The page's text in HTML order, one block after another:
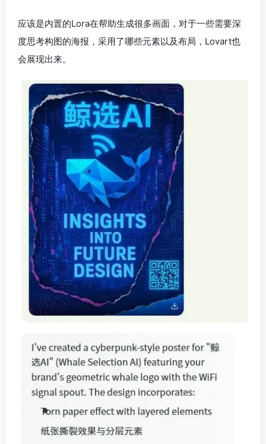
应该是内置的Lora在帮助生成很多画面，对于一些需要深
度思考构图的海报，采用了哪些元素以及布局，Lovart也
会展现出来。